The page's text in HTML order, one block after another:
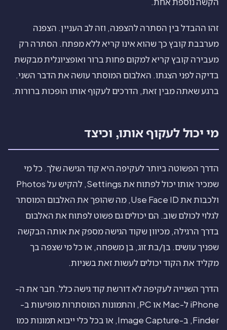
זהו ההבדל בין הסתרה להצפנה, וזה לב העניין. הצפנה
מערבבת קובץ כך שהוא אינו קריא ללא מפתח. הסתרה רק
מעבירה קובץ קריא למקום פחות ברור ואופציונלית מבקשת
בדיקה לפני הצגתו. האלבום המוסתר עושה את הדבר השני.
ברגע שאתה מבין זאת, הדרכים לעקוף אותו הופכות ברורות.
מי יכול לעקוף אותו, וכיצד
הדרך הפשוטה ביותר לעקיפה היא קוד הגישה שלך. כל מי
שמכיר אותו יכול לפתוח את Settings, להקיש על Photos
ולכבות את Use Face ID, מה שהופך את האלבום המוסתר
לגלוי לכולם שוב. הם יכולים גם פשוט לפתוח את האלבום
בדרך הרגילה, מכיוון שקוד הגישה מספק את אותה הבקשה
שפניך עושים. בן/בת זוג, בן משפחה, או כל מי שצפה בך
מקליד את הקוד יכולים לעשות זאת בשניות.
הדרך השנייה לעקיפה לא דורשת קוד גישה כלל. חבר את ה-
iPhone ל-Mac או PC, והתמונות המוסתרות מופיעות ב-
Finder, ב-Image Capture, או בכל כלי ייבוא תמונות כמו